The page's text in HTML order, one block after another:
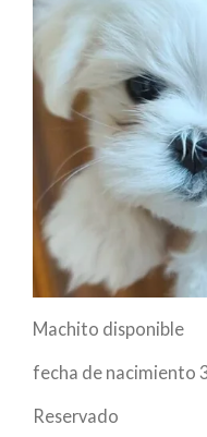
Machito disponible
fecha de nacimiento
Reservado